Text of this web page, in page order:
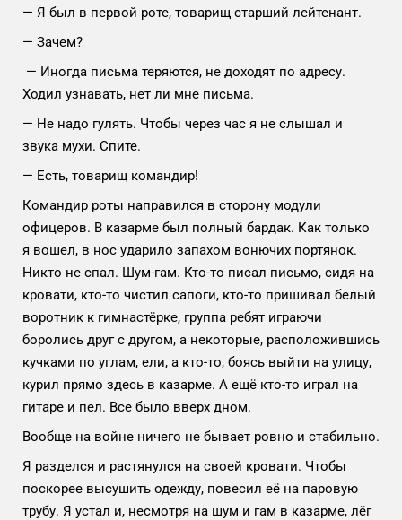
— Я был в первой роте, товарищ старший лейтенант.
— Зачем?
— Иногда письма теряются, не доходят по адресу.
Ходил узнавать, нет ли мне письма.
— Не надо гулять. Чтобы через час я не слышал и
звука мухи. Спите.
— Есть, товарищ командир!
Командир роты направился в сторону модули
офицеров. В казарме был полный бардак. Как только
я вошел, в нос ударило запахом вонючих портянок.
Никто не спал. Шум-гам. Кто-то писал письмо, сидя на
кровати, кто-то чистил сапоги, кто-то пришивал белый
воротник к гимнастёрке, группа ребят играючи
боролись друг с другом, а некоторые, расположившись
кучками по углам, ели, а кто-то, боясь выйти на улицу,
курил прямо здесь в казарме. А ещё кто-то играл на
гитаре и пел. Все было вверх дном.
Вообще на войне ничего не бывает ровно и стабильно.
Я разделся и растянулся на своей кровати. Чтобы
поскорее высушить одежду, повесил её на паровую
трубу. Я устал и, несмотря на шум и гам в казарме, лёг